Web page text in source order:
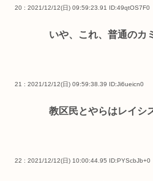
20 : 2021/12/12(日) 09:59:23.91 ID:49qtOS7F0
いや、これ、普通のカ
21 : 2021/12/12(日) 09:59:38.39 ID:Ji6ueicn0
教区民とやらはレイシ
22 : 2021/12/12(日) 10:00:44.95 ID:PYScbJb+0